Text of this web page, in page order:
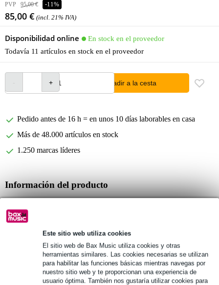
Este sitio web utiliza cookies
El sitio web de Bax Music utiliza cookies y otras
herramientas similares. Las cookies necesarias se utilizan
para habilitar las funciones básicas mientras navegas por
nuestro sitio web y te proporcionan una experiencia de
usuario óptima. También nos gustaría utilizar cookies para
PVP 95,00 € -11%
85,00 € (incl. 21% IVA)
Disponibilidad online
En stock en el proveedor
Todavía 11 artículos en stock en el proveedor
añadir a la cesta
Pedido antes de 16 h = en unos 10 días laborables en casa
Más de 48.000 artículos en stock
1.250 marcas líderes
Información del producto
resistencia de la caña: 2.0
Especificaciones completas
Véase también (7)